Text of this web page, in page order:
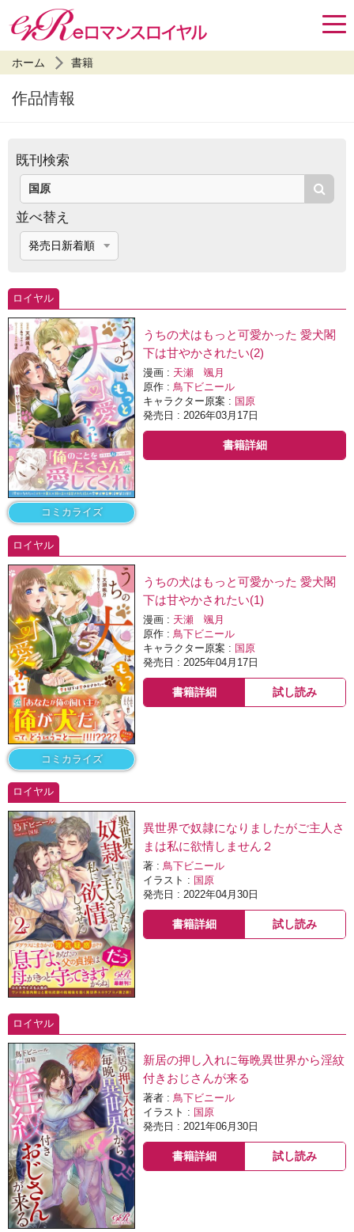
ホーム 書籍
作品情報
既刊検索
並べ替え
ロイヤル
コミカライズ
うちの犬はもっと可愛かった 愛犬閣
下は甘やかされたい(2)
漫画 : 天瀬 颯月
原作 : 鳥下ビニール
キャラクター原案 : 国原
発売日 : 2026年03月17日
書籍詳細
ロイヤル
コミカライズ
うちの犬はもっと可愛かった 愛犬閣
下は甘やかされたい(1)
漫画 : 天瀬 颯月
原作 : 鳥下ビニール
キャラクター原案 : 国原
発売日 : 2025年04月17日
書籍詳細 試し読み
ロイヤル
異世界で奴隷になりましたがご主人さ
まは私に欲情しません２
著 :鳥下ビニール
イラスト : 国原
発売日 : 2022年04月30日
書籍詳細 試し読み
ロイヤル
新居の押し入れに毎晩異世界から淫紋
付きおじさんが来る
著者 :鳥下ビニール
イラスト : 国原
発売日 : 2021年06月30日
書籍詳細 試し読み